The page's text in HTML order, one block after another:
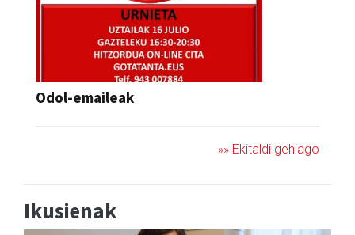
Odol-emaileak
»» Ekitaldi gehiago
Ikusienak